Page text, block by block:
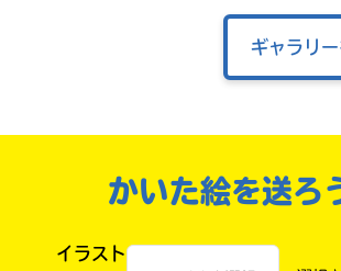
ギャラリ
かいた絵を送ろ
イラスト